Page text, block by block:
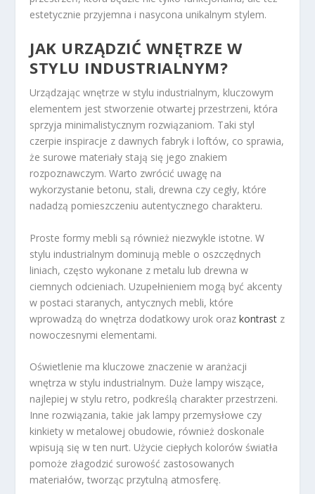
estetycznie przyjemna i nasycona unikalnym stylem.
JAK URZĄDZIĆ WNĘTRZE W
STYLU INDUSTRIALNYM?
Urządzając wnętrze w stylu industrialnym, kluczowym
elementem jest stworzenie otwartej przestrzeni, która
sprzyja minimalistycznym rozwiązaniom. Taki styl
czerpie inspiracje z dawnych fabryk i loftów, co sprawia,
że surowe materiały stają się jego znakiem
rozpoznawczym. Warto zwrócić uwagę na
wykorzystanie betonu, stali, drewna czy cegły, które
nadadzą pomieszczeniu autentycznego charakteru.
Proste formy mebli są również niezwykle istotne. W
stylu industrialnym dominują meble o oszczędnych
liniach, często wykonane z metalu lub drewna w
ciemnych odcieniach. Uzupełnieniem mogą być akcenty
w postaci staranych, antycznych mebli, które
wprowadzą do wnętrza dodatkowy urok orazkontrast z
nowoczesnymi elementami.
Oświetlenie ma kluczowe znaczenie w aranżacji
wnętrza w stylu industrialnym. Duże lampy wiszące,
najlepiej w stylu retro, podkreślą charakter przestrzeni.
Inne rozwiązania, takie jak lampy przemysłowe czy
kinkiety w metalowej obudowie, również doskonale
wpisują się w ten nurt. Użycie ciepłych kolorów światła
pomoże złagodzić surowość zastosowanych
materiałów, tworząc przytulną atmosferę.